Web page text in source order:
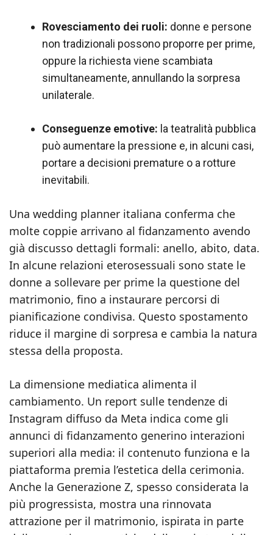
Rovesciamento dei ruoli: donne e persone
non tradizionali possono proporre per prime,
oppure la richiesta viene scambiata
simultaneamente, annullando la sorpresa
unilaterale.
Conseguenze emotive: la teatralità pubblica
può aumentare la pressione e, in alcuni casi,
portare a decisioni premature o a rotture
inevitabili.
Una wedding planner italiana conferma che
molte coppie arrivano al fidanzamento avendo
già discusso dettagli formali: anello, abito, data.
In alcune relazioni eterosessuali sono state le
donne a sollevare per prime la questione del
matrimonio, fino a instaurare percorsi di
pianificazione condivisa. Questo spostamento
riduce il margine di sorpresa e cambia la natura
stessa della proposta.
La dimensione mediatica alimenta il
cambiamento. Un report sulle tendenze di
Instagram diffuso da Meta indica come gli
annunci di fidanzamento generino interazioni
superiori alla media: il contenuto funziona e la
piattaforma premia l’estetica della cerimonia.
Anche la Generazione Z, spesso considerata la
più progressista, mostra una rinnovata
attrazione per il matrimonio, ispirata in parte